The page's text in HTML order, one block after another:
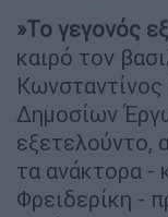
»Το γεγονός
καιρό τον
Δημοσίων
εξετελούντο,
τα ανάκτορα -
Φρειδερίκη -